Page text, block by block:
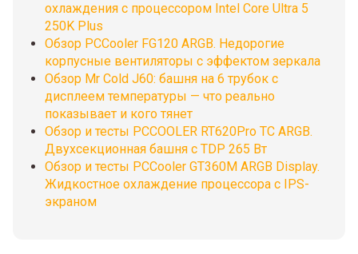
охлаждения с процессором Intel Core Ultra 5
250K Plus
Обзор PCCooler FG120 ARGB. Недорогие
корпусные вентиляторы с эффектом зеркала
Обзор Mr Cold J60: башня на 6 трубок с
дисплеем температуры — что реально
показывает и кого тянет
Обзор и тесты PCCOOLER RT620Pro TC ARGB.
Двухсекционная башня с TDP 265 Вт
Обзор и тесты PCCooler GT360M ARGB Display.
Жидкостное охлаждение процессора с IPS-
экраном